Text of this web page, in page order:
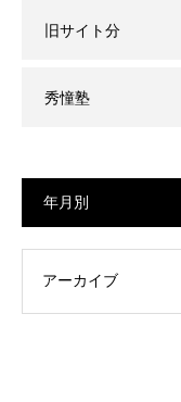
旧サイト分
秀憧塾
年月別